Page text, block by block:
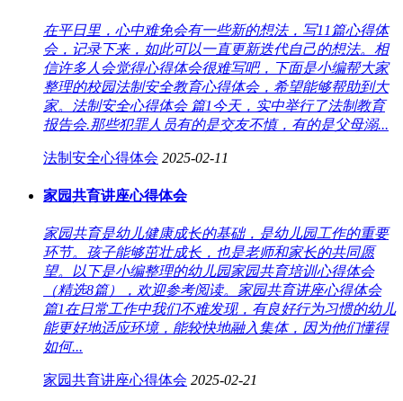
在平日里，心中难免会有一些新的想法，写11篇心得体
会，记录下来，如此可以一直更新迭代自己的想法。相
信许多人会觉得心得体会很难写吧，下面是小编帮大家
整理的校园法制安全教育心得体会，希望能够帮助到大
家。法制安全心得体会 篇1今天，实中举行了法制教育
报告会.那些犯罪人员有的是交友不慎，有的是父母溺...
法制安全心得体会 2025-02-11
家园共育讲座心得体会
家园共育是幼儿健康成长的基础，是幼儿园工作的重要
环节。孩子能够茁壮成长，也是老师和家长的共同愿
望。以下是小编整理的幼儿园家园共育培训心得体会
（精选8篇），欢迎参考阅读。家园共育讲座心得体会
篇1在日常工作中我们不难发现，有良好行为习惯的幼儿
能更好地适应环境，能较快地融入集体，因为他们懂得
如何...
家园共育讲座心得体会 2025-02-21